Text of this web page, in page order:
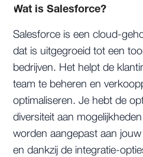
Wat is Salesforce?
Salesforce is een cloud-
dat is uitgegroeid tot een
bedrijven. Het helpt de
team te beheren en
optimaliseren. Je hebt de
diversiteit aan
worden aangepast aan
en dankzij de integratie-